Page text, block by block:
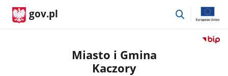
gov.pl
przejdź
Przejdź
Miasto i Gmina
Kaczory